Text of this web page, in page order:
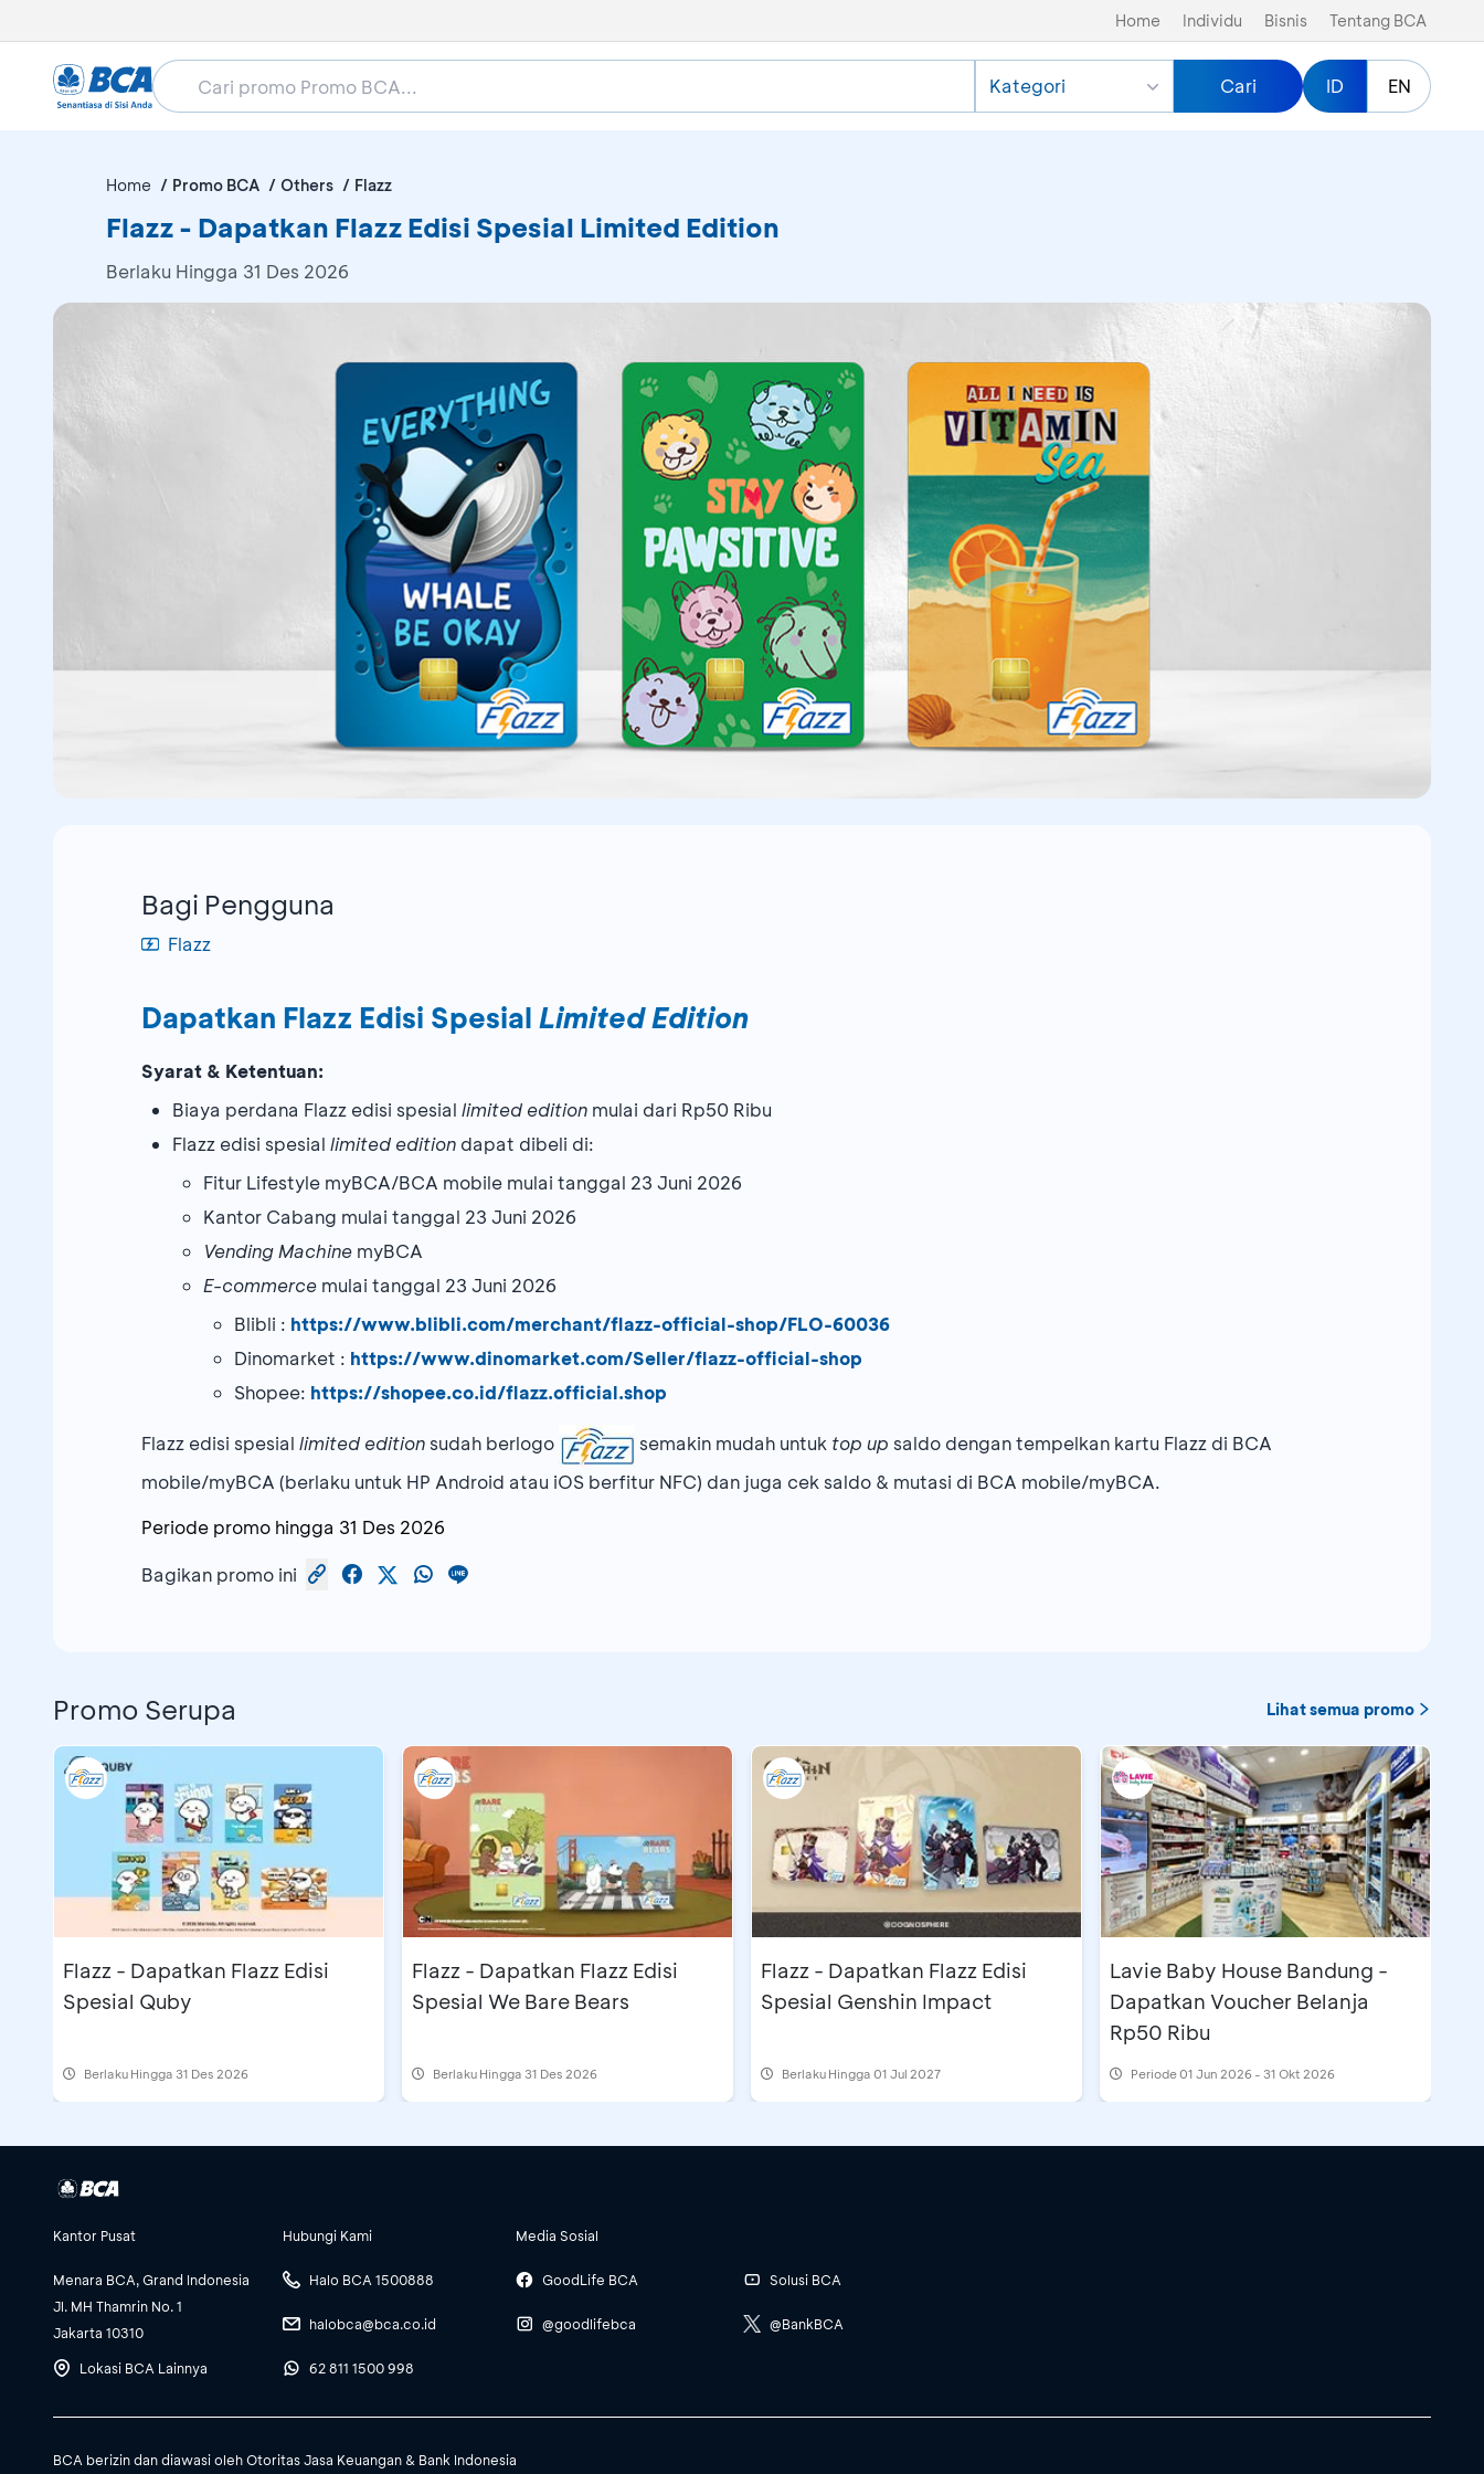
Home Individu Bisnis Tentang BCA
Kategori Cari ID EN
Home Promo BCA Others Flazz
Flazz - Dapatkan Flazz Edisi Spesial Limited Edition
Berlaku Hingga 31 Des 2026
Bagi Pengguna
Flazz
Dapatkan Flazz Edisi Spesial Limited Edition
Syarat & Ketentuan:
Biaya perdana Flazz edisi spesial limited edition mulai dari Rp50 Ribu
Flazz edisi spesial limited edition dapat dibeli di:
Fitur Lifestyle myBCA/BCA mobile mulai tanggal 23 Juni 2026
Kantor Cabang mulai tanggal 23 Juni 2026
Vending Machine myBCA
E-commerce mulai tanggal 23 Juni 2026
Blibli : https://www.blibli.com/merchant/flazz-official-shop/FLO-60036
Dinomarket : https://www.dinomarket.com/Seller/flazz-official-shop
Shopee: https://shopee.co.id/flazz.official.shop
Flazz edisi spesial limited edition sudah berlogo semakin mudah untuk top up saldo dengan tempelkan kartu Flazz di BCA
mobile/myBCA (berlaku untuk HP Android atau iOS berfitur NFC) dan juga cek saldo & mutasi di BCA mobile/myBCA.
Periode promo hingga 31 Des 2026
Bagikan promo ini
Promo Serupa Lihat semua promo
Flazz - Dapatkan Flazz Edisi
Spesial Quby
Berlaku Hingga 31 Des 2026
Flazz - Dapatkan Flazz Edisi
Spesial We Bare Bears
Berlaku Hingga 31 Des 2026
Flazz - Dapatkan Flazz Edisi
Spesial Genshin Impact
Berlaku Hingga 01 Jul 2027
Lavie Baby House Bandung -
Dapatkan Voucher Belanja
Rp50 Ribu
Periode01 Jun 2026 - 31 Okt 2026
Kantor Pusat
Menara BCA, Grand Indonesia
Jl. MH Thamrin No. 1
Jakarta 10310
Lokasi BCA Lainnya
Hubungi Kami
Halo BCA 1500888
halobca@bca.co.id
62 811 1500 998
Media Sosial
GoodLife BCA
@goodlifebca
Solusi BCA
@BankBCA
BCA berizin dan diawasi oleh Otoritas Jasa Keuangan & Bank Indonesia